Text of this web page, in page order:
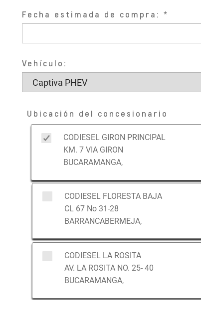
Fecha estimada de compra:
Vehículo:
Ubicación del concesionario
CODIESEL GIRON PRINCIPAL
KM. 7 VIA GIRON
BUCARAMANGA,
CODIESEL FLORESTA BAJA
CL 67 No 31-28
BARRANCABERMEJA,
CODIESEL LA ROSITA
AV. LA ROSITA NO. 25- 40
BUCARAMANGA,